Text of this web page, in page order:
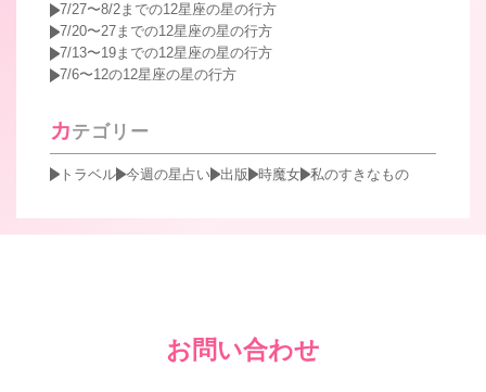
7/27〜8/2までの12星座の星の行方
7/20〜27までの12星座の星の行方
7/13〜19までの12星座の星の行方
7/6〜12の12星座の星の行方
カテゴリー
トラベル 今週の星占い 出版 時魔女 私のすきなもの
お問い合わせ